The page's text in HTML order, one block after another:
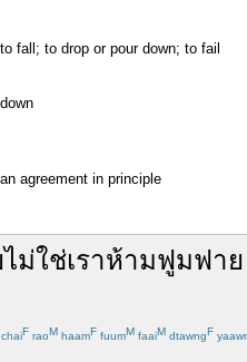
to fall; to drop or pour down; to fail
down
an agreement in principle
ไม่ใช่เราห้ามฟูมฟาย
chaiF raoM haamF fuumM faaiM dtawngF